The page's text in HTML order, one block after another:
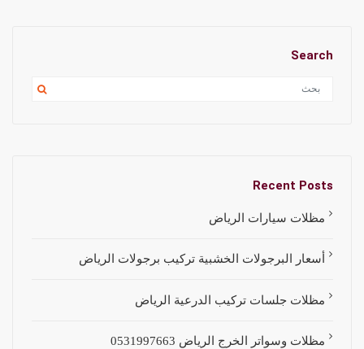
Search
Recent Posts
مظلات سيارات الرياض
أسعار البرجولات الخشبية تركيب برجولات الرياض
مظلات جلسات تركيب الدرعية الرياض
مظلات وسواتر الخرج الرياض 0531997663